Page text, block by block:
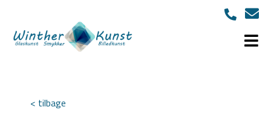
< tilbage